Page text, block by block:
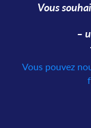
Vous
–
Vous pouvez